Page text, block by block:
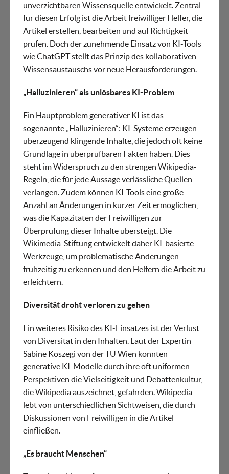
unverzichtbaren Wissensquelle entwickelt. Zentral
für diesen Erfolg ist die Arbeit freiwilliger Helfer, die
Artikel erstellen, bearbeiten und auf Richtigkeit
prüfen. Doch der zunehmende Einsatz von KI-Tools
wie ChatGPT stellt das Prinzip des kollaborativen
Wissensaustauschs vor neue Herausforderungen.
„Halluzinieren“ als unlösbares KI-Problem
Ein Hauptproblem generativer KI ist das
sogenannte „Halluzinieren“: KI-Systeme erzeugen
überzeugend klingende Inhalte, die jedoch oft keine
Grundlage in überprüfbaren Fakten haben. Dies
steht im Widerspruch zu den strengen Wikipedia-
Regeln, die für jede Aussage verlässliche Quellen
verlangen. Zudem können KI-Tools eine große
Anzahl an Änderungen in kurzer Zeit ermöglichen,
was die Kapazitäten der Freiwilligen zur
Überprüfung dieser Inhalte übersteigt. Die
Wikimedia-Stiftung entwickelt daher KI-basierte
Werkzeuge, um problematische Änderungen
frühzeitig zu erkennen und den Helfern die Arbeit zu
erleichtern.
Diversität droht verloren zu gehen
Ein weiteres Risiko des KI-Einsatzes ist der Verlust
von Diversität in den Inhalten. Laut der Expertin
Sabine Köszegi von der TU Wien könnten
generative KI-Modelle durch ihre oft uniformen
Perspektiven die Vielseitigkeit und Debattenkultur,
die Wikipedia auszeichnet, gefährden. Wikipedia
lebt von unterschiedlichen Sichtweisen, die durch
Diskussionen von Freiwilligen in die Artikel
einfließen.
„Es braucht Menschen“